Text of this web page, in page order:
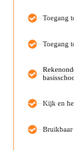
Toegang
Toegang
Kijk en
Bruikbaar